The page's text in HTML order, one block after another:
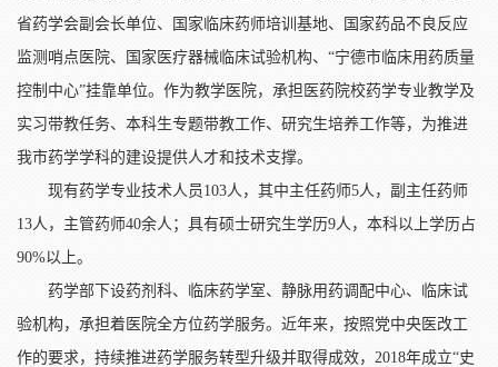
省药学会副会长单位、国家临床药师培训基地、国家药品不良反应
监测哨点医院、国家医疗器械临床试验机构、“宁德市临床用药质量
控制中心”挂靠单位。作为教学医院，承担医药院校药学专业教学及
实习带教任务、本科生专题带教工作、研究生培养工作等，为推进
我市药学学科的建设提供人才和技术支撑。
现有药学专业技术人员103人，其中主任药师5人，副主任药师
13人，主管药师40余人；具有硕士研究生学历9人，本科以上学历占
90%以上。
药学部下设药剂科、临床药学室、静脉用药调配中心、临床试
验机构，承担着医院全方位药学服务。近年来，按照党中央医改工
作的要求，持续推进药学服务转型升级并取得成效，2018年成立“史